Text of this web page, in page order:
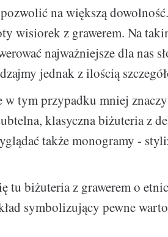
na większą
wisiorek z grawerem. Na
najważniejsze dla nas
jednak z ilością
w tym przypadku mniej
klasyczna biżuteria z
także monogramy -
tu biżuteria z grawerem o
symbolizujący pewne